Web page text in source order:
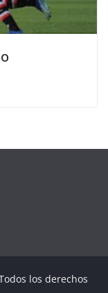
los derechos